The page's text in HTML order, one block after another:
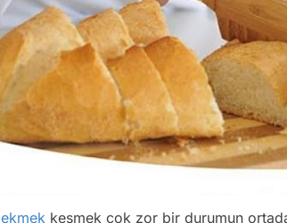
ekmek kesmek çok zor bir durumun